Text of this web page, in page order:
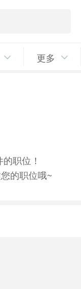
更多
职位！
的职位哦~